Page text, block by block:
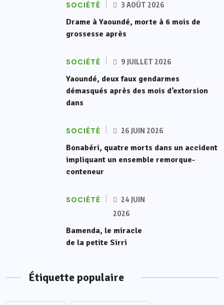
SOCIÉTÉ 3 AOÛT 2026
Drame à Yaoundé, morte à 6 mois de
grossesse après
SOCIÉTÉ 9 JUILLET 2026
Yaoundé, deux faux gendarmes
démasqués après des mois d’extorsion
dans
SOCIÉTÉ 26 JUIN 2026
Bonabéri, quatre morts dans un accident
impliquant un ensemble remorque-
conteneur
SOCIÉTÉ
24 JUIN
2026
Bamenda, le miracle
de la petite Sirri
Étiquette populaire